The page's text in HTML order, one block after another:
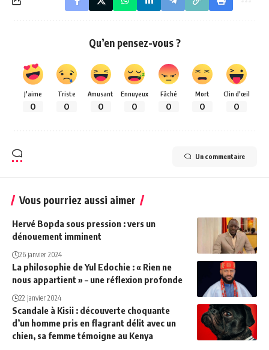
Qu’en pensez-vous ?
J'aime
0
Triste
0
Amusant
0
Ennuyeux
0
Fâché
0
Mort
0
Clin d'œil
0
Un commentaire
Vous pourriez aussi aimer
Hervé Bopda sous pression : vers un
dénouement imminent
26 janvier 2024
La philosophie de Yul Edochie : « Rien ne
nous appartient » – une réflexion profonde
22 janvier 2024
Scandale à Kisii : découverte choquante
d’un homme pris en flagrant délit avec un
chien, sa femme témoigne au Kenya